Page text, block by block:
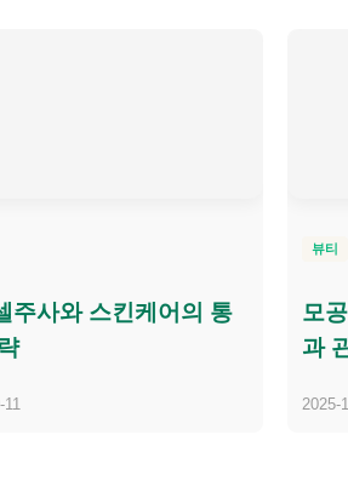
주사와 스킨케어의 통
뷰티
모
과
2025-